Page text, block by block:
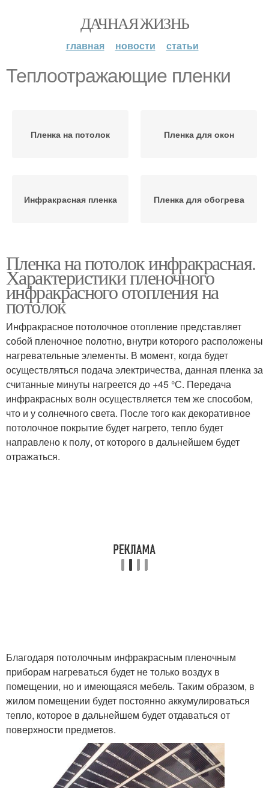
ДАЧНАЯ ЖИЗНЬ
главная новости статьи
Теплоотражающие пленки
Пленка на потолок Пленка для окон
Инфракрасная пленка Пленка для обогрева
Пленка на потолок инфракрасная.
Характеристики пленочного
инфракрасного отопления на
потолок
Инфракрасное потолочное отопление представляет
собой пленочное полотно, внутри которого расположены
нагревательные элементы. В момент, когда будет
осуществляться подача электричества, данная пленка за
считанные минуты нагреется до +45 °С. Передача
инфракрасных волн осуществляется тем же способом,
что и у солнечного света. После того как декоративное
потолочное покрытие будет нагрето, тепло будет
направлено к полу, от которого в дальнейшем будет
отражаться.
Благодаря потолочным инфракрасным пленочным
приборам нагреваться будет не только воздух в
помещении, но и имеющаяся мебель. Таким образом, в
жилом помещении будет постоянно аккумулироваться
тепло, которое в дальнейшем будет отдаваться от
поверхности предметов.